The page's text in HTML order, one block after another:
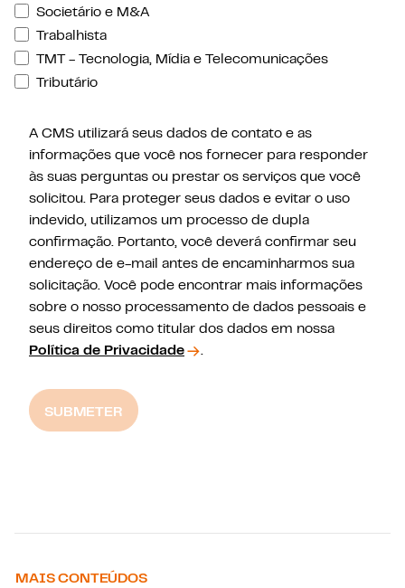
Societário e M&A
Trabalhista
TMT - Tecnologia, Mídia e Telecomunicações
Tributário
A CMS utilizará seus dados de contato e as
informações que você nos fornecer para responder
às suas perguntas ou prestar os serviços que você
solicitou. Para proteger seus dados e evitar o uso
indevido, utilizamos um processo de dupla
confirmação. Portanto, você deverá confirmar seu
endereço de e-mail antes de encaminharmos sua
solicitação. Você pode encontrar mais informações
sobre o nosso processamento de dados pessoais e
seus direitos como titular dos dados em nossa
Política de Privacidade
SUBMETER
MAIS CONTEÚDOS